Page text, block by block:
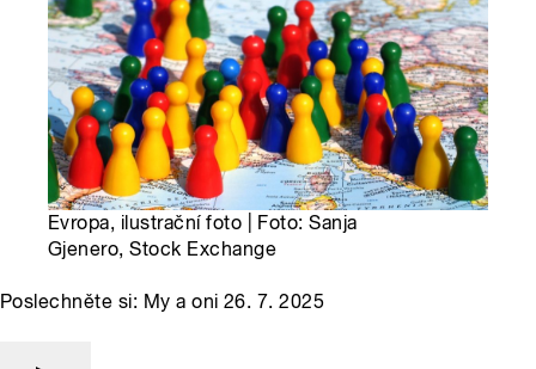
Evropa, ilustrační foto | Foto: Sanja
Gjenero, Stock Exchange
Poslechněte si: My a oni 26. 7. 2025